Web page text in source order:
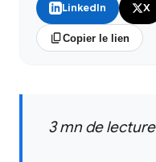
LinkedIn X
Copier le lien
3 mn de lecture